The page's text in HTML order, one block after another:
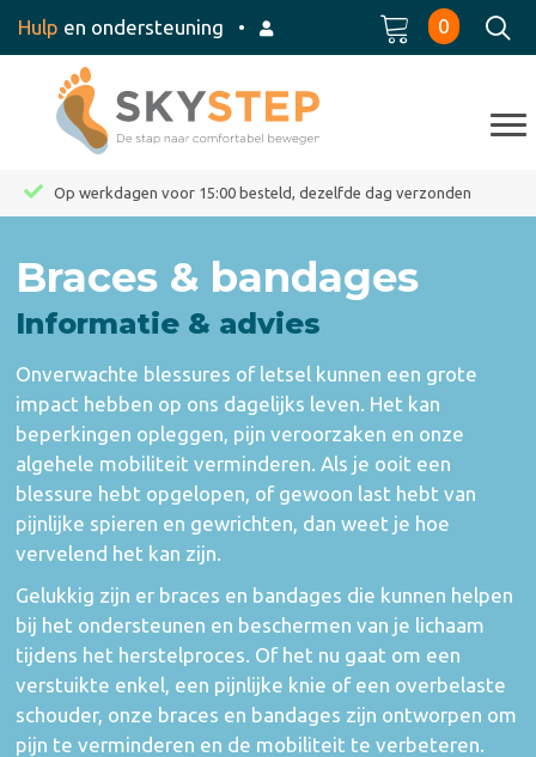
Hulp en ondersteuning • 0
Op werkdagen voor 15:00 besteld, dezelfde dag verzonden
Braces & bandages
Informatie & advies
Onverwachte blessures of letsel kunnen een grote
impact hebben op ons dagelijks leven. Het kan
beperkingen opleggen, pijn veroorzaken en onze
algehele mobiliteit verminderen. Als je ooit een
blessure hebt opgelopen, of gewoon last hebt van
pijnlijke spieren en gewrichten, dan weet je hoe
vervelend het kan zijn.
Gelukkig zijn er braces en bandages die kunnen helpen
bij het ondersteunen en beschermen van je lichaam
tijdens het herstelproces. Of het nu gaat om een
verstuikte enkel, een pijnlijke knie of een overbelaste
schouder, onze braces en bandages zijn ontworpen om
pijn te verminderen en de mobiliteit te verbeteren.